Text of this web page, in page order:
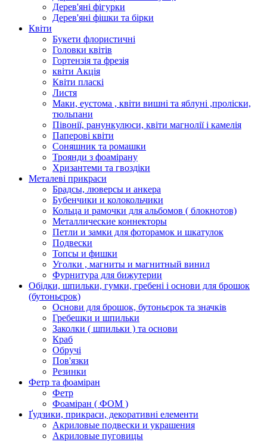
Дерев'яні фігурки
Дерев'яні фішки та бірки
Квіти
Букети флористичні
Головки квітів
Гортензія та фрезія
квіти Акція
Квіти пласкі
Листя
Маки, еустома , квіти вишні та яблуні ,проліски,
тюльпани
Півонії, ранункулюси, квіти магнолії і камелія
Паперові квіти
Соняшник та ромашки
Троянди з фоамірану
Хризантеми та гвоздіки
Металеві прикраси
Брадсы, люверсы и анкера
Бубенчики и колокольчики
Кольца и рамочки для альбомов ( блокнотов)
Металлические коннекторы
Петли и замки для фоторамок и шкатулок
Подвески
Топсы и фишки
Уголки , магниты и магнитный винил
Фурнитура для бижутерии
Обідки, шпильки, гумки, гребені і основи для брошок
(бутоньєрок)
Основи для брошок, бутоньєрок та значків
Гребешки и шпильки
Заколки ( шпильки ) та основи
Краб
Обручі
Пов'язки
Резинки
Фетр та фоаміран
Фетр
Фоаміран ( ФОМ )
Ґудзики, прикраси, декоративні елементи
Акриловые подвески и украшения
Акриловые пуговицы